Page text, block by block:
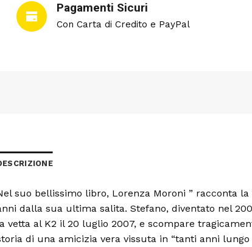
Pagamenti Sicuri
Con Carta di Credito e PayPal
suo bellissimo libro, Lorenza Moroni ” racconta la
dalla sua ultima salita. Stefano, diventato nel
vetta al K2 il 20 luglio 2007, e scompare
di una amicizia vera vissuta in “tanti anni